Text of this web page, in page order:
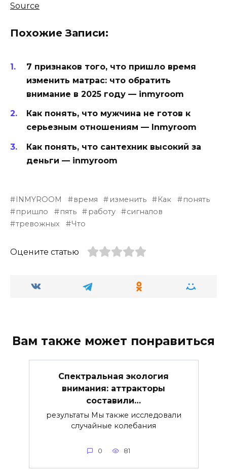
Source
Похожие Записи:
7 признаков того, что пришло время
изменить матрас: что обратить
внимание в 2025 году — inmyroom
Как понять, что мужчина не готов к
серьезным отношениям — Inmyroom
Как понять, что сантехник высокий за
деньги — inmyroom
INMYROOM время изменить Как
понять
пришло
пять работу
сигналов
тревожных
Что
Оцените статью
Вам также может понравиться
Спектральная экология
внимания: аттракторы
составили…
результаты Мы также исследовали
случайные колебания
0 81